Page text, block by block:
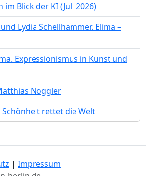
im Blick der KI (Juli 2026)
Lydia Schellhammer. Elima –
Expressionismus in Kunst und
Noggler
Schönheit rettet die Welt
| Impressum